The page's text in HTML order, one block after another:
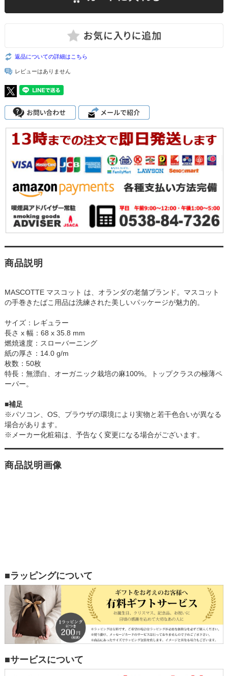
返品についての詳細はこちら
レビューはありません
商品説明
MASCOTTE マスコット は、オランダの老舗ブランド。マスコット
の手巻きたばこ用品は洗練された美しいパッケージが魅力的。
サイズ：レギュラー
長さ x 幅：68 x 35.8 mm
燃焼速度：スローバーニング
紙の厚さ：14.0 g/m
枚数：50枚
特長：無漂白、オーガニック栽培の麻100%。トップクラスの極薄ペ
ーパー。
■補足
※パソコン、OS、プラウザの環境により実物と若干色合いが異なる
場合があります。
※メーカー化粧箱は、予告なく変更になる場合がございます。
商品説明画像
■ラッピングについて
■サービスについて